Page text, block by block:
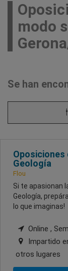
modo
Se han
Geología
Flou
Si te apasionan
Geología,
lo que imaginas!
Online ,
Impartido
otros lugares